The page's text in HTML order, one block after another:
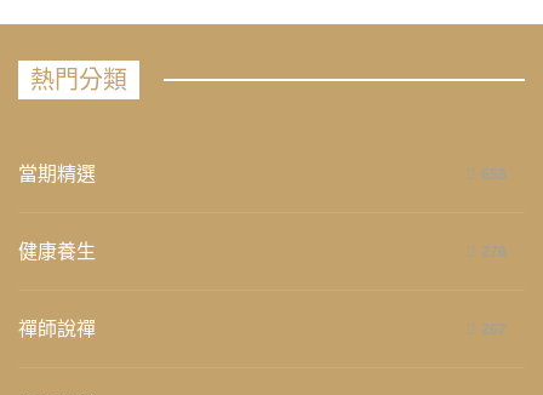
熱門分類
當期精選 658
健康養生 276
禪師說禪 267